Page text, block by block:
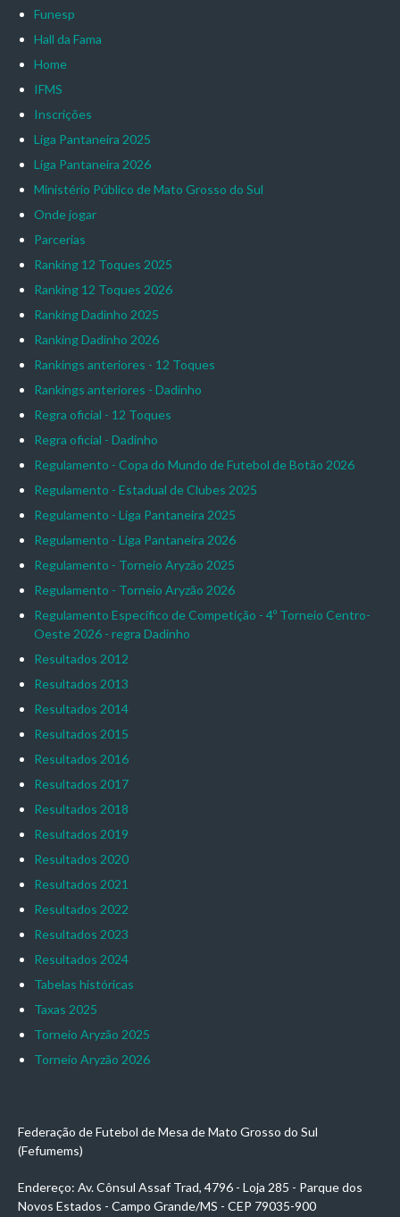
Funesp
Hall da Fama
Home
IFMS
Inscrições
Liga Pantaneira 2025
Liga Pantaneira 2026
Ministério Público de Mato Grosso do Sul
Onde jogar
Parcerias
Ranking 12 Toques 2025
Ranking 12 Toques 2026
Ranking Dadinho 2025
Ranking Dadinho 2026
Rankings anteriores - 12 Toques
Rankings anteriores - Dadinho
Regra oficial - 12 Toques
Regra oficial - Dadinho
Regulamento - Copa do Mundo de Futebol de Botão 2026
Regulamento - Estadual de Clubes 2025
Regulamento - Liga Pantaneira 2025
Regulamento - Liga Pantaneira 2026
Regulamento - Torneio Aryzão 2025
Regulamento - Torneio Aryzão 2026
Regulamento Específico de Competição - 4º Torneio Centro-
Oeste 2026 - regra Dadinho
Resultados 2012
Resultados 2013
Resultados 2014
Resultados 2015
Resultados 2016
Resultados 2017
Resultados 2018
Resultados 2019
Resultados 2020
Resultados 2021
Resultados 2022
Resultados 2023
Resultados 2024
Tabelas históricas
Taxas 2025
Torneio Aryzão 2025
Torneio Aryzão 2026
Federação de Futebol de Mesa de Mato Grosso do Sul
(Fefumems)
Endereço: Av. Cônsul Assaf Trad, 4796 - Loja 285 - Parque dos
Novos Estados - Campo Grande/MS - CEP 79035-900